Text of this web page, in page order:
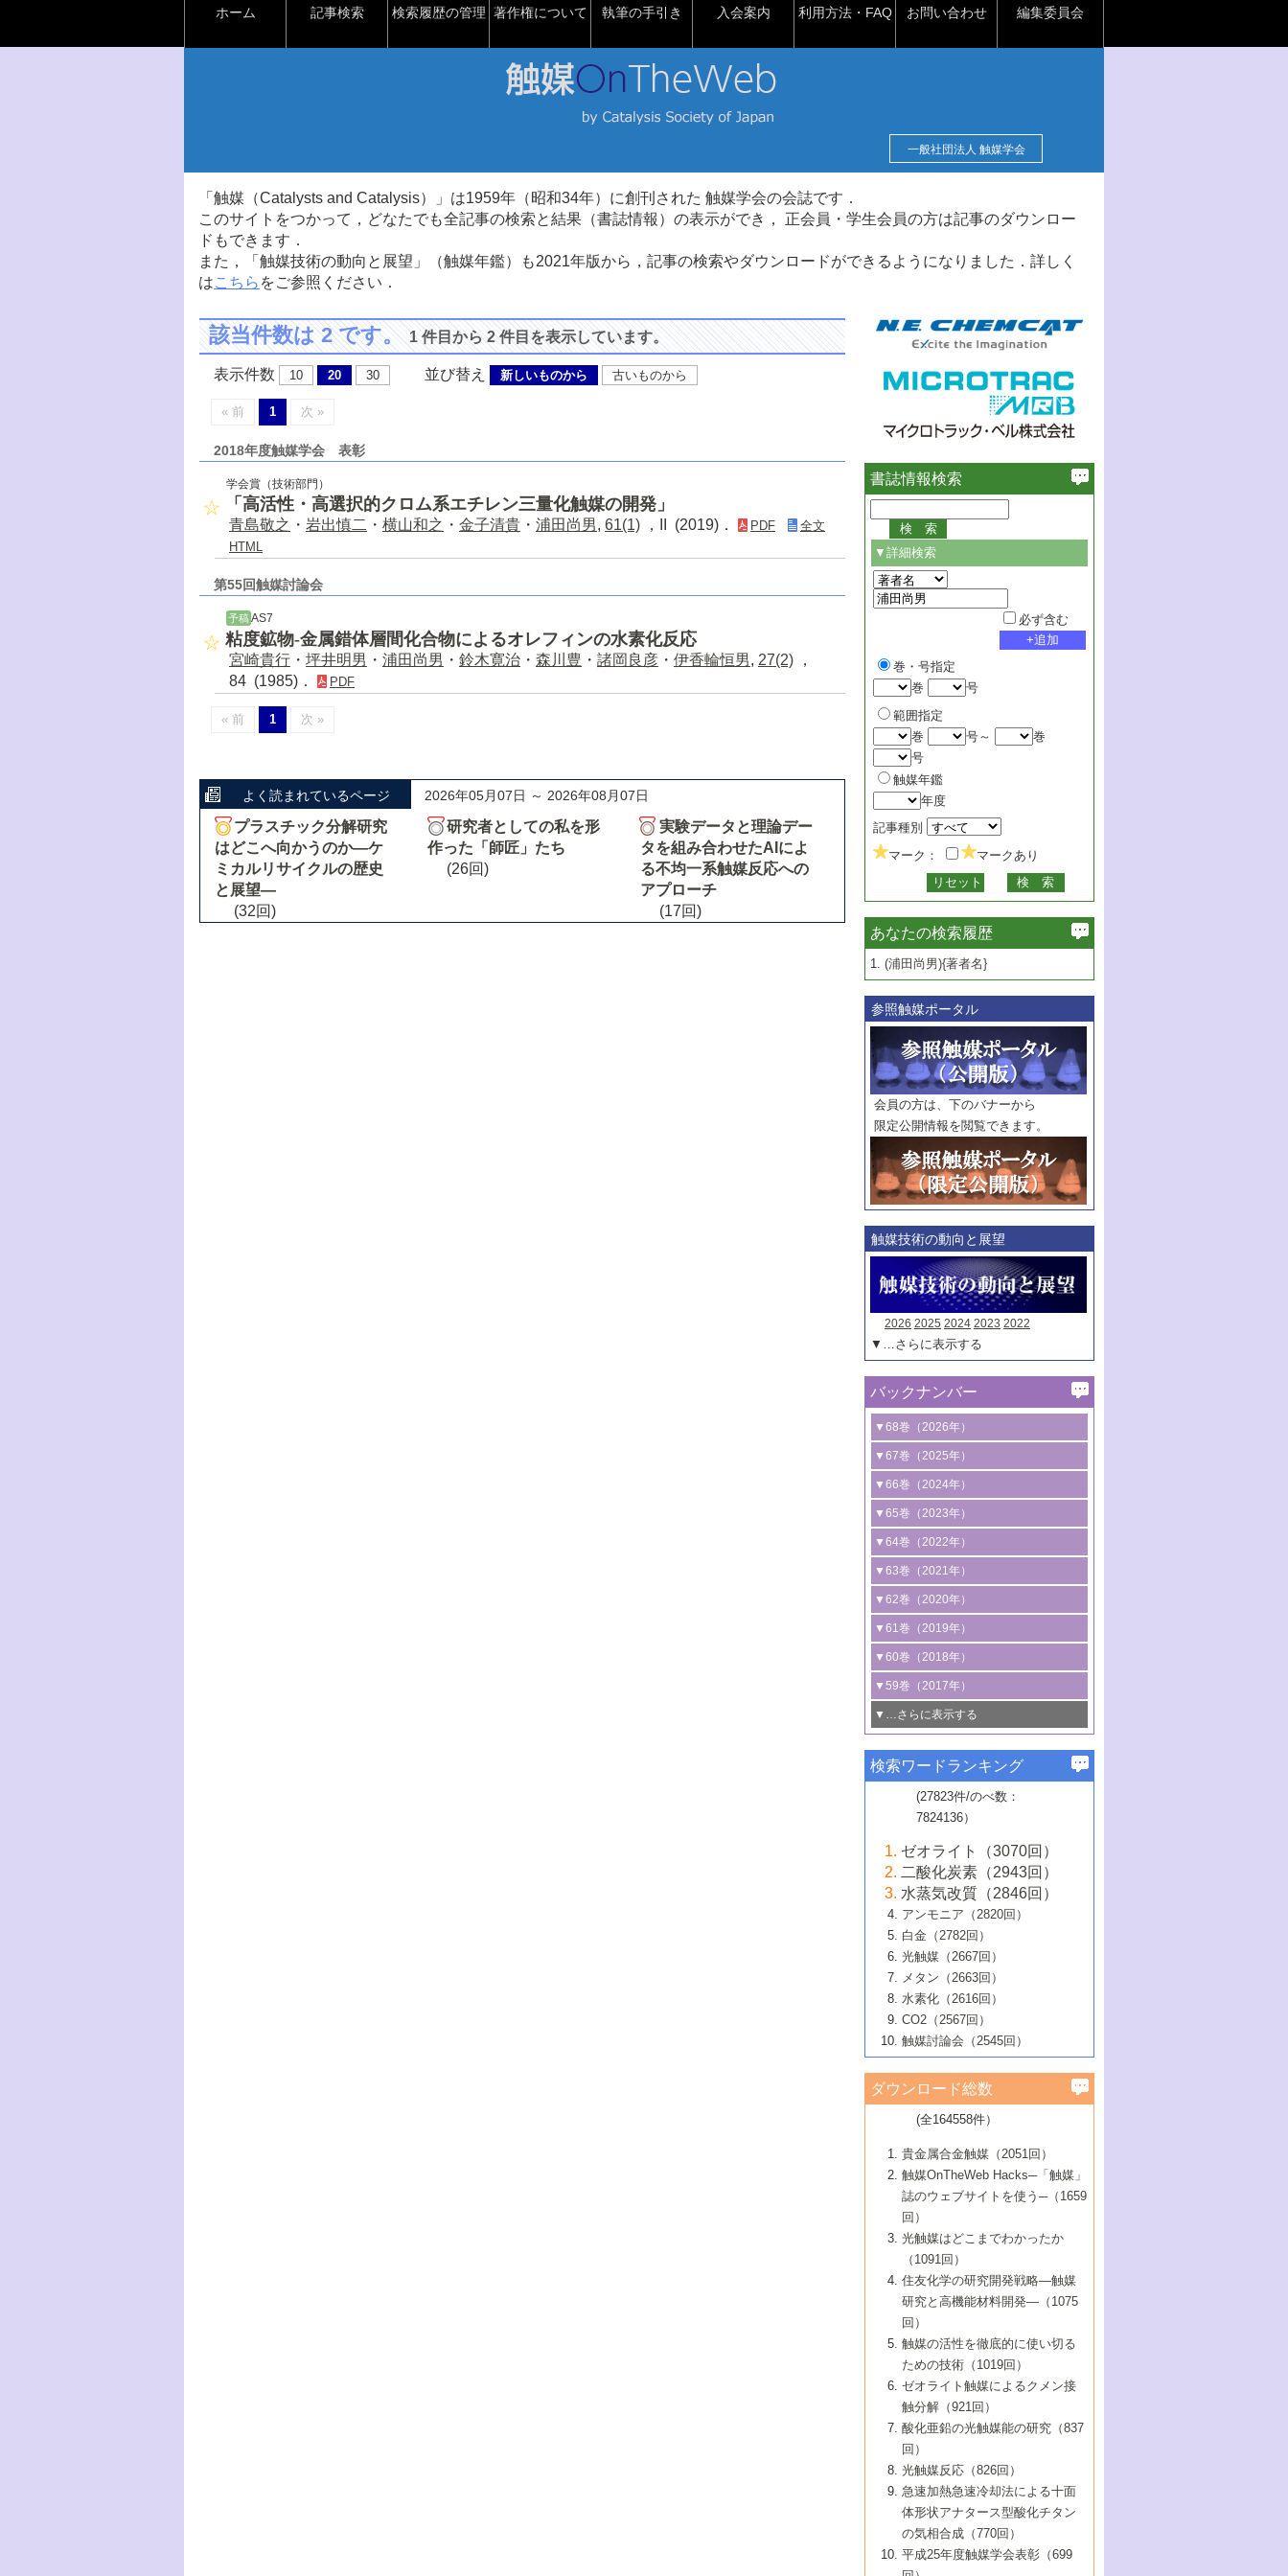
ホーム 記事検索 検索履歴の管理 著作権について 執筆の手引き 入会案内 利用方法・FAQ お問い合わせ 編集委員会
一般社団法人 触媒学会
「触媒（Catalysts and Catalysis）」は1959年（昭和34年）に創刊された 触媒学会の会誌です．
このサイトをつかって，どなたでも全記事の検索と結果（書誌情報）の表示ができ， 正会員・学生会員の方は記事のダウンロー
ドもできます．
また，「触媒技術の動向と展望」（触媒年鑑）も2021年版から，記事の検索やダウンロードができるようになりました．詳しく
はこちら をご参照ください．
該当件数は 2 です。1 件目から 2 件目を表示しています。
表示件数 10 20 30 並び替え 新しいものから 古いものから
« 前 1 次 »
2018年度触媒学会 表彰
学会賞（技術部門）
「高活性・高選択的クロム系エチレン三量化触媒の開発」
青島敬之 ・ 岩出慎二 ・ 横山和之 ・ 金子清貴 ・ 浦田尚男, 61(1) ，II (2019)． PDF
全文
HTML
第55回触媒討論会
予稿 AS7
粘度鉱物-金属錯体層間化合物によるオレフィンの水素化反応
宮崎貴行 ・ 坪井明男 ・ 浦田尚男 ・ 鈴木寛治 ・ 森川豊 ・ 諸岡良彦 ・ 伊香輪恒男, 27(2) ，
84 (1985)．
PDF
« 前 1 次 »
よく読まれているページ 2026年05月07日 ～ 2026年08月07日
プラスチック分解研究
はどこへ向かうのか―ケ
ミカルリサイクルの歴史
と展望―
(32回)
研究者としての私を形
作った「師匠」たち
(26回)
実験データと理論デー
タを組み合わせたAIによ
る不均一系触媒反応への
アプローチ
(17回)
書誌情報検索
▼詳細検索
必ず含む
巻・号指定
巻
号
範囲指定
巻
号～
巻
号
触媒年鑑
年度
記事種別
マーク：
マークあり
あなたの検索履歴
1. (浦田尚男){著者名}
参照触媒ポータル
会員の方は、下のバナーから
限定公開情報を閲覧できます。
触媒技術の動向と展望
2026 2025 2024 2023 2022
▼…さらに表示する
バックナンバー
▼68巻（2026年）
1号 過酸化水素合成に関する研究動向
2号 コンピューター技術により加速する
触媒開発
3号 有機分子変換やCO 資源化のための
光触媒に関する最近の研究
B号 第137回触媒討論会（2026年）
▼67巻（2025年）
1号 CO
水素化によるグリーン燃料/グリ
ーンケミカル製造
2号 水素製造のための水分解技術に関す
る最近の研究
3号 オレフィン系樹脂の精密合成に関す
る最新技術
4号 アルコール類の効率的変換を実現す
る非貴金属触媒の研究動向
5号 ゼオライトの合成と応用における研
究動向
6号 ヘテロ接合界面
B号 第135回触媒討論会（2025年）
▼66巻（2024年）
1号 低次元ナノ構造を有する触媒材料
2号 規制反応場を活用した固体触媒研究
の新展開
3号 未踏分子変換を目指した酸化触媒プ
ロセスの最前線
4号 シンクロトロン放射光および中性子
線を利用した触媒解析技術の最先端
5号 単原子触媒
6号 参照触媒委員会からのお知らせ
B号 第133回触媒討論会（2023年）
▼65巻（2023年）
1号 炭素が関わる触媒機能
2号 プラスチックケミカルリサイクルの
ための触媒技術
3号 非酸化物系金属化合物を基盤とした
触媒材料の開発
4号 格子酸素・格子酸素欠陥を利用した
触媒反応
5号 生体触媒によるエネルギー変換反応
6号 窒素とリンの循環のための触媒・機
能性材料
▼64巻（2022年）
1号 合成ガス製造とCOを用いるケミカル
ズ合成の最新動向
2号 化学品合成のための合金触媒開発
3号 CO の排出削減および有効活用のた
めの触媒技術
4号 若手による情報発信企画～とびたて
若き触媒の研究者たち～（1）
若き触媒の研究者たち～（2）
6号 石油のノーブル・ユースを志向した
触媒技術
大学：オンライン・対面開催）
▼63巻（2021年）
1号 金触媒の新展開
2号 ペロブスカイト
3号 特殊反応場を利用した触媒的分子変
換反応
4号 多孔質材料を用いた触媒の新展開
5号 情報学的手法を用いた触媒開発
6号 カーボンニュートラルに向けた電解
技術
B号 第127回触媒討論会（2021年・オン
ライン開催(Zoom)のみ）
▼62巻（2020年）
1号 触媒設計を拓く欠陥構造のキャラク
タリゼーション
2号 機能化学品製造に資するクリーンな
触媒的酸化反応
3号 水処理のための触媒化学
4号 光触媒を用いた水分解の最新の研究
動向
5号 次世代の触媒プロセスを支えるマイ
6号 メタン転換技術の最新動向
B号 第125回触媒討論会（2020年・工学
院大学）
▼61巻（2019年）
1号 物質移動制御に着目した触媒プロセ
ス開発
2号 CO2 フリー水素サプライチェーンに
関わる触媒開発動向
3号 精密高分子合成に関する最近の研究
動向
4号 バイオマス化成品製造のための触媒
5号 固体触媒による含窒素有機化合物変
換の最前線
6号 貴金属使用量低減に向けた自動車排
ガス浄化触媒の開発
B号 第123回触媒討論会（2019年・大阪
▼60巻（2018年）
1号 固体酸触媒の最新の研究動向
2号 二酸化炭素からの有用化学品合成
3号 ナノ粒子・クラスター触媒の最前線
4号 60周年記念企画
5号 進化するゼオライト合成技術
6号 非貴金属系触媒における電気化学的
B号 第121回触媒討論会（2018年・東京
大学）
▼59巻（2017年）
1号 いたるところに，触媒
最先端技術
3号 無機分離膜材料の開発と触媒反応プ
ロセスへの適用
5号 水素のふるまいを解き明かす最先端
研究
6号 低級アルカンの有効利用のための触
媒技術
B号 第119回触媒討論会（2017年・首都
大学東京）
▼…さらに表示する
1号 ユニークな構造の高分子を生み出す触
2号 リグニンからの化成品製造に向けた触
媒技術
3号 触媒研究の最先端～とびたて若き研究
者たち～（1）
4号 触媒研究の最先端～とびたて若き研究
者たち～（2）
5号 触媒研究の最先端～とびたて若き研究
者たち～（3）
6号 イオニクス材料と燃料電池・電解合成
の最新の研究動向
B号 第117回触媒討論会（2016年・大阪府
立大学）
▼57巻（2015年）
1号 水素キャリアにかかわる触媒技術の新
2号 石油精製用触媒の最近の進展
3号 固体酸化物形燃料電池（SOFC）におけ
るアノード触媒上での燃料直接改質技術
4号 コアシェル構造の制御による触媒機能
5号 工業触媒およびその周辺技術の最近の
進歩
6号 ナノシート
B号 第115回触媒討論会（2015年・成蹊大
▼56巻（2014年）
2号 光触媒反応機構に関する最新の研究動
向
開発動向
4号 人工光合成に向けた近年のアプローチ
5号 未利用熱エネルギーの有効活用に貢献
する触媒技術
6号 ポリオキソメタレート
B号 第113回触媒討論会（2014年・ロワジ
ールホテル豊橋）
1号 高耐久性燃料電池システム用触媒にお
ける新展開
2号 リビングラジカル重合の最近の動向
3号 天然ガスの化学工業的展開に関する触
媒技術
4号 貴金属触媒の精密構造制御とその活用
5号 バイオマス化成品製造のための固体触
6号 ナノ空間─吸着状態解析から新機能開拓
B号 第111回触媒討論会（2013年・関西大
▼54巻（2012年）
1号 規則性多孔体の利用技術における最近
の進歩
2号 第109回触媒討論会
3号 貴金属低減技術の最新動向
4号 貴金属代替技術の最新動向
5号 光触媒による物質変換反応の新展開
6号 グラフェン
7号 水素を利用する化成品合成の新潮流
▼53巻（2011年）
1号 金属学から見る合金触媒の新展開
2号 第107回触媒討論会
3号 触媒のその場観察法の進歩（１）
4号 触媒のその場観察法の進歩（２）
5号 不活性結合の触媒的活性化による有機
合成
6号 新しい固体酸触媒技術
7号 ゼオライト合成における最近の進歩
▼52巻（2010年）
1号 触媒の劣化対策と長寿命触媒開発
2号 第105回触媒討論会
3号 ナノ構造が拓く新機能
4号 活性サイトおよびその環境の精密な設
計による触媒の高機能化
5号 触媒を有効に使うための技術
7号 有機分子触媒による精密有機合成
8号 高機能化ポリオレフィンに向けた重合
触媒の最近の進展
1号 炭素材料－熱い注目を集める材料－
2号 第103回触媒討論会
3号 環境浄化用光触媒の現状と課題
4号 水素社会の実現に向けた水素製造・貯
蔵技術の進歩
5号 CO2が関わる触媒・材料
7号 持続可能社会実現のための触媒および
触媒関連技術
▼50巻（2008年）
1号 触媒化学と学会のこの10年，半世紀，
そして未来
2号 第101回触媒討論会
4号 錯体を利用したユニークな表面構造の
構築と機能
5号 若手会員による触媒研究の未来展望1：
企業編
6号 第102回触媒討論会
7号 触媒・化学反応における計算化学の進
8号 若手研究者による触媒研究の未来展望
2：大学・研究所編
▼49巻（2007年）
1号 含フッ素化合物の合成と触媒
2号 第99回触媒討論会
3号 実用的ファインケミカル合成プロセス
を実現する触媒
5号 こんな物質，あんな物質―新たな触媒
の可能性―
7号 『結晶の化学』を活かした触媒研究
8号 イオン液体の応用
▼48巻（2006年）
1号 固体酸触媒の最近の進歩
2号 第97回触媒討論会
3号 リビング重合触媒の最近の展開
5号 水素製造・貯蔵のための触媒技術の新
しい展開
6号 第98回触媒討論会
7号 基礎化学品製造の触媒技術
8号 多機能型リアクター
1号 最近の触媒担体とその効果
2号 第95回触媒討論会
4号 水分解用光触媒材料
5号 時間分解分光の進歩と応用
6号 第96回触媒討論会
8号 超臨界流体を用いた化学プロセスの新
▼46巻（2004年）
1号 部分酸化反応触媒の最前線
2号 第93回触媒討論会
3号 特殊エネルギー場の触媒反応
4号 生体内における金属の触媒作用
5号 ファインケミカルズの展開に寄与する
6号 第94回触媒討論会
7号 サブナノレベルでみた新しい表面現象
8号 オレフィン重合触媒の新たな展
▼45巻（2003年）
1号 なぜこの触媒が良いのか？
2号 第91回触媒討論会
3号 最近の自動車排ガス処理技術
4号 触媒研究の現状と将来─第90回触媒討論
5号 基礎化学品製造の触媒技術
6号 第92回触媒討論会
7号 基礎化学品製造の触媒技術
8号 資源の循環と触媒技術
▼44巻（2002年）
1号 高次制御された触媒の化学
2号 第89回触媒討論会
3号 触媒を利用した電気化学の新展開
4号 ナノ材料の調製と機能化
5号 こんな触媒が欲しい
6号 第90回触媒討論会
7号 触媒研究と学術雑誌/情報
8号 若い世代からみた触媒化学の現状と未
▼43巻（2001年）
1号 グリーンケミストリーと触媒
2号 第87回触媒討論会特集号
3号 生体触媒とバイオプロセス
4号 水素製造・利用の触媒化学
5号 触媒研究における新しい切り口：コン
ビナトリアルケミストリー
6号 第88回触媒討論会特集号
7号 企業における触媒研究のブレークスル
8号 この材料を触媒として使ってみません
▼42巻（2000年）
1号 触媒反応工学の明日を拓く
2号 第85回触媒討論会
3号 反応ダイナミクス
5号 触媒のおもしろさをどのように伝える
6号 第86回触媒討論会
7号 水素化精製触媒の新しい展開
8号 新しい反応性と機能性を目指した金属
クラスタ-化学
▼41巻（1999年）
1号 孔、穴、あな?-特異な空間とその利用-
2号 第83回触媒討論会
3号 均一系触媒反応最前線
4号 実用炭素材料の新展開
5号 研究の方法論を考える
7号 機能性金属材料と触媒
8号 触媒研究へのNMRの応用と展望
▼40巻（1998年）
進展と21世紀への提言/創立40周年記念・触
媒学会この10年の歩みとこれから/創立40周
2号 第81回触媒討論会
3号 計算機触媒化学へのさそい
4号 触媒劣化の制御と予測
5号 最新の実用プロセスと触媒
6号 第82回触媒討論会
7号 ナノ構造体の化学
8号 あの反応は今
1号 均一系と不均一系触媒反応-その特徴と
接点
2号 第79回触媒討論会
3号 最新NO除去触媒の実用化研究
4号 新しい反応場を目指した触媒調製
5号 反応・分離技術の新しい展開
6号 第80回触媒討論会
8号 AFMでみる世界
▼38巻（1996年）
1号 触媒の構造と触媒作用/C1化学を中心と
する21世紀への触媒
3号 オリンピックメダル:金・銀・銅はどん
な触媒作用を示すか
4号 触媒作用における機能の複合化
5号 未来を拓け！若手研究者
6号 第78回触媒討論会
7号 ダイナミックな領域への触媒研究の展
開/C1化学を中心とする21世紀への触媒
▼37巻（1995年）
1号 ファインケミカルズと固体触媒
2号 第75回触媒討論会
3号 希土類を利用した触媒
4号 触媒とリサイクル
5号 エネルギー変換触媒
6号 第76回触媒討論会
7号 表面吸着相の新しい展開
8号 マイクロポーラス・クリスタル触媒の
▼36巻（1994年）
1号 電気化学と触媒
2号 第73回触媒討論会
3号 C4化学の展開
4号 《通常号》
5号 《通常号》
6号 第74回触媒討論会
▼35巻（1993年）
1号 工業触媒開発マニュアル―探索から工
業化まで
2号 第71回触媒討論会
3号 研究開発のうらおもて―着想と展開
4号 触媒劣化と寿命の予測
5号 環境に優しい触媒
▼34巻（1992年）
1号 インパクトを与えたこの研究
2号 第69回触媒討論会
3号 ケミカルズ合成触媒―新しい展開と応
▼33巻（1991年）
1号 触媒プロセス開発マニュアル―探索か
ら工業化まで，知っておきたいこと PartII
2号 第67回触媒討論会
▼32巻（1990年）
1号 21世紀に向けて触媒研究の飛躍をめざ
す―触媒化学の裾野を広げよう
2号 第65回触媒討論会
▼31巻（1989年）
1号 情報科学と反応設計・材料設計
▼30巻（1988年）
検索ワードランキング
(27823件/のべ数：
7824136）
ゼオライト（3070回）
二酸化炭素（2943回）
水蒸気改質（2846回）
アンモニア（2820回）
白金（2782回）
光触媒（2667回）
メタン（2663回）
水素化（2616回）
CO2（2567回）
触媒討論会（2545回）
ダウンロード総数
(全164558件）
貴金属合金触媒（2051回）
触媒OnTheWeb Hacks─「触媒」
誌のウェブサイトを使う─（1659
回）
光触媒はどこまでわかったか
（1091回）
住友化学の研究開発戦略―触媒
研究と高機能材料開発―（1075
回）
触媒の活性を徹底的に使い切る
ための技術（1019回）
ゼオライト触媒によるクメン接
触分解（921回）
酸化亜鉛の光触媒能の研究（837
回）
光触媒反応（826回）
急速加熱急速冷却法による十面
体形状アナタース型酸化チタン
の気相合成（770回）
平成25年度触媒学会表彰（699